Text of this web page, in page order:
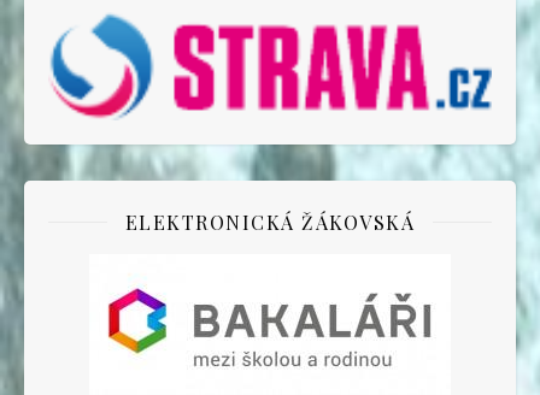
ELEKTRONICKÁ ŽÁKOVSKÁ